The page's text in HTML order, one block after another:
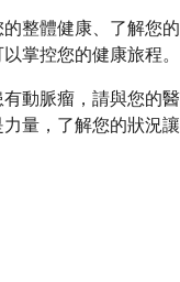
整體健康、了解您的
掌控您的健康旅程。
動脈瘤，請與您的醫
量，了解您的狀況讓